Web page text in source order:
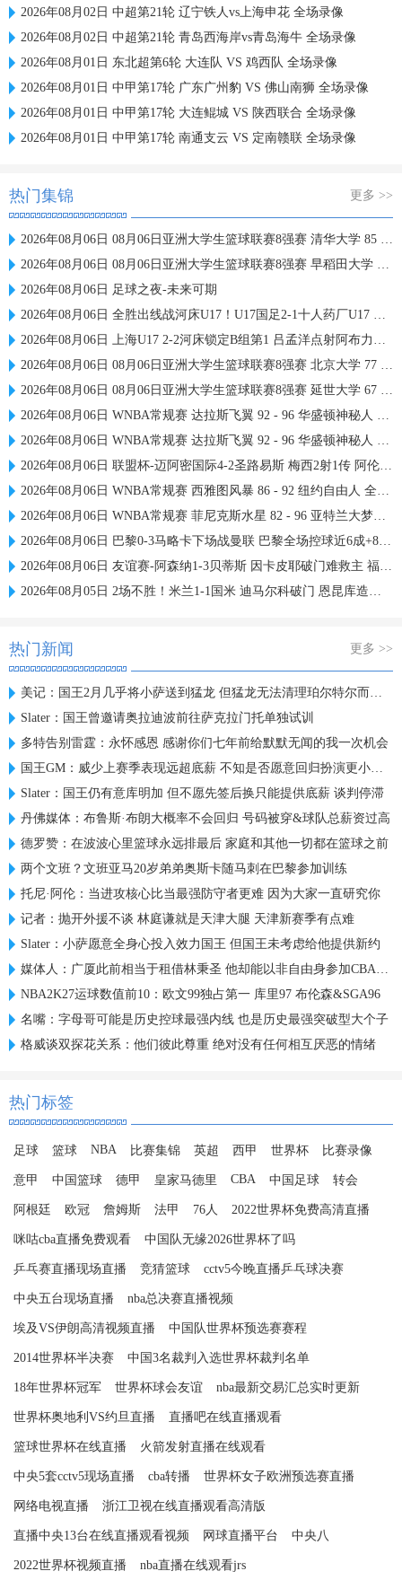
2026年08月02日 中超第21轮 辽宁铁人vs上海申花 全场录像
2026年08月02日 中超第21轮 青岛西海岸vs青岛海牛 全场录像
2026年08月01日 东北超第6轮 大连队 VS 鸡西队 全场录像
2026年08月01日 中甲第17轮 广东广州豹 VS 佛山南狮 全场录像
2026年08月01日 中甲第17轮 大连鲲城 VS 陕西联合 全场录像
2026年08月01日 中甲第17轮 南通支云 VS 定南赣联 全场录像
热门集锦 更多 >>
2026年08月06日 08月06日亚洲大学生篮球联赛8强赛 清华大学 85 - 81 菲律宾大学 集锦
2026年08月06日 08月06日亚洲大学生篮球联赛8强赛 早稻田大学 78 - 71 高丽大学 集锦
2026年08月06日 足球之夜-未来可期
2026年08月06日 全胜出线战河床U17！U17国足2-1十人药厂U17 赵松源登场1分钟传射
2026年08月06日 上海U17 2-2河床锁定B组第1 吕孟洋点射阿布力米破门 将战A组第2
2026年08月06日 08月06日亚洲大学生篮球联赛8强赛 北京大学 77 - 79 上海交通大学 集锦
2026年08月06日 08月06日亚洲大学生篮球联赛8强赛 延世大学 67 - 72 政治大学 集锦
2026年08月06日 WNBA常规赛 达拉斯飞翼 92 - 96 华盛顿神秘人 全场集锦
2026年08月06日 WNBA常规赛 达拉斯飞翼 92 - 96 华盛顿神秘人 全场集锦
2026年08月06日 联盟杯-迈阿密国际4-2圣路易斯 梅西2射1传 阿伦助攻戴帽
2026年08月06日 WNBA常规赛 西雅图风暴 86 - 92 纽约自由人 全场集锦
2026年08月06日 WNBA常规赛 菲尼克斯水星 82 - 96 亚特兰大梦想 全场集锦
2026年08月06日 巴黎0-3马略卡下场战曼联 巴黎全场控球近6成+8射3正未果
2026年08月06日 友谊赛-阿森纳1-3贝蒂斯 因卡皮耶破门难救主 福纳尔斯1射2传
2026年08月05日 2场不胜！米兰1-1国米 迪马尔科破门 恩昆库造点+点射拉莫斯登场
热门新闻 更多 >>
美记：国王2月几乎将小萨送到猛龙 但猛龙无法清理珀尔特尔而告吹
Slater：国王曾邀请奥拉迪波前往萨克拉门托单独试训
多特告别雷霆：永怀感恩 感谢你们七年前给默默无闻的我一次机会
国王GM：威少上赛季表现远超底薪 不知是否愿意回归扮演更小角色
Slater：国王仍有意库明加 但不愿先签后换只能提供底薪 谈判停滞
丹佛媒体：布鲁斯·布朗大概率不会回归 号码被穿&球队总薪资过高
德罗赞：在波波心里篮球永远排最后 家庭和其他一切都在篮球之前
两个文班？文班亚马20岁弟弟奥斯卡随马刺在巴黎参加训练
托尼·阿伦：当进攻核心比当最强防守者更难 因为大家一直研究你
记者：抛开外援不谈 林庭谦就是天津大腿 天津新赛季有点难
Slater：小萨愿意全身心投入效力国王 但国王未考虑给他提供新约
媒体人：广厦此前相当于租借林秉圣 他却能以非自由身参加CBA选秀
NBA2K27运球数值前10：欧文99独占第一 库里97 布伦森&SGA96
名嘴：字母哥可能是历史控球最强内线 也是历史最强突破型大个子
格威谈双探花关系：他们彼此尊重 绝对没有任何相互厌恶的情绪
热门标签
足球 篮球 NBA 比赛集锦 英超 西甲 世界杯 比赛录像
意甲 中国篮球 德甲 皇家马德里 CBA 中国足球 转会
阿根廷 欧冠 詹姆斯 法甲 76人 2022世界杯免费高清直播
咪咕cba直播免费观看 中国队无缘2026世界杯了吗
乒乓赛直播现场直播 竞猜篮球 cctv5今晚直播乒乓球决赛
中央五台现场直播 nba总决赛直播视频
埃及VS伊朗高清视频直播 中国队世界杯预选赛赛程
2014世界杯半决赛 中国3名裁判入选世界杯裁判名单
18年世界杯冠军 世界杯球会友谊 nba最新交易汇总实时更新
世界杯奥地利VS约旦直播 直播吧在线直播观看
篮球世界杯在线直播 火箭发射直播在线观看
中央5套cctv5现场直播 cba转播 世界杯女子欧洲预选赛直播
网络电视直播 浙江卫视在线直播观看高清版
直播中央13台在线直播观看视频 网球直播平台 中央八
2022世界杯视频直播 nba直播在线观看jrs